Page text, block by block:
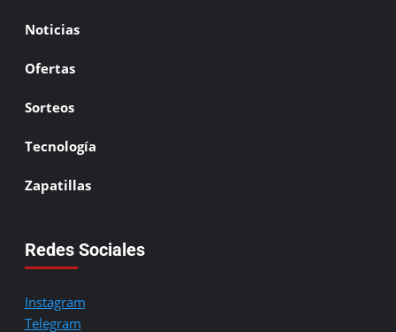
Noticias
Ofertas
Sorteos
Tecnología
Zapatillas
Redes Sociales
Instagram
Telegram